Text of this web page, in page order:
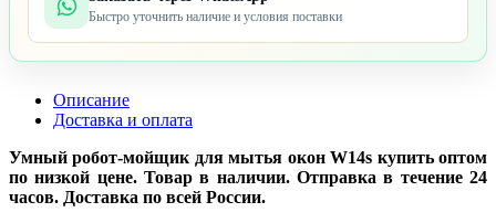
Быстро уточнить наличие и условия поставки
Описание
Доставка и оплата
Умный робот-мойщик для мытья окон W14s купить оптом
по низкой цене. Товар в наличии. Отправка в течение 24
часов. Доставка по всей России.